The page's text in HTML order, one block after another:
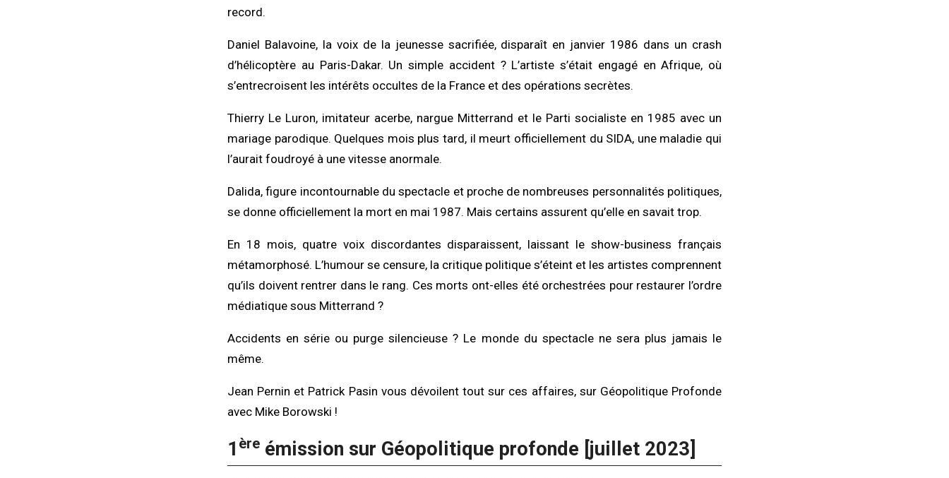
record.
Daniel Balavoine, la voix de la jeunesse sacrifiée, disparaît en janvier 1986 dans un crash
d’hélicoptère au Paris-Dakar. Un simple accident ? L’artiste s’était engagé en Afrique, où
s’entrecroisent les intérêts occultes de la France et des opérations secrètes.
Thierry Le Luron, imitateur acerbe, nargue Mitterrand et le Parti socialiste en 1985 avec un
mariage parodique. Quelques mois plus tard, il meurt officiellement du SIDA, une maladie qui
l’aurait foudroyé à une vitesse anormale.
Dalida, figure incontournable du spectacle et proche de nombreuses personnalités politiques,
se donne officiellement la mort en mai 1987. Mais certains assurent qu’elle en savait trop.
En 18 mois, quatre voix discordantes disparaissent, laissant le show-business français
métamorphosé. L’humour se censure, la critique politique s’éteint et les artistes comprennent
qu’ils doivent rentrer dans le rang. Ces morts ont-elles été orchestrées pour restaurer l’ordre
médiatique sous Mitterrand ?
Accidents en série ou purge silencieuse ? Le monde du spectacle ne sera plus jamais le
même.
Jean Pernin et Patrick Pasin vous dévoilent tout sur ces affaires, sur Géopolitique Profonde
avec Mike Borowski !
1 ère émission sur Géopolitique profonde [juillet 2023]